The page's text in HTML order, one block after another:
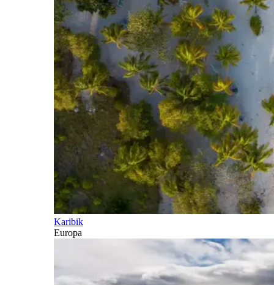
Karibik
Europa